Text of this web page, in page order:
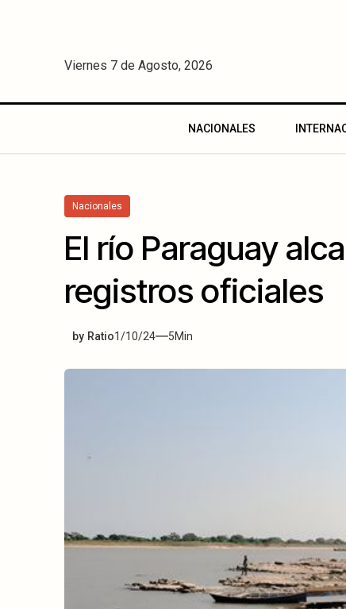
Viernes 7 de Agosto, 2026
NACIONALES
Nacionales
El río Paraguay
registros oficiales
by Ratio1/10/24 5Min